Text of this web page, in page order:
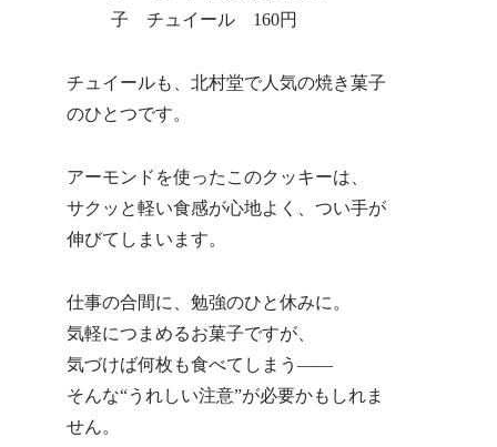
子 チュイール 160円
チュイールも、北村堂で人気の焼き菓子
のひとつです。
アーモンドを使ったこのクッキーは、
サクッと軽い食感が心地よく、つい手が
伸びてしまいます。
仕事の合間に、勉強のひと休みに。
気軽につまめるお菓子ですが、
気づけば何枚も食べてしまう——
そんな“うれしい注意”が必要かもしれま
せん。